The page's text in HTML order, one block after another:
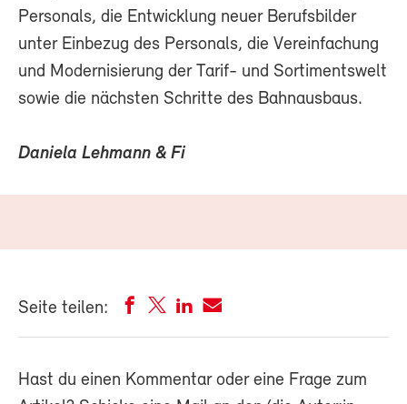
Personals, die Entwicklung neuer Berufsbilder
unter Einbezug des Personals, die Vereinfachung
und Modernisierung der Tarif- und Sortimentswelt
sowie die nächsten Schritte des Bahnausbaus.
Daniela Lehmann & Fi
Seite teilen:
Hast du einen Kommentar oder eine Frage zum